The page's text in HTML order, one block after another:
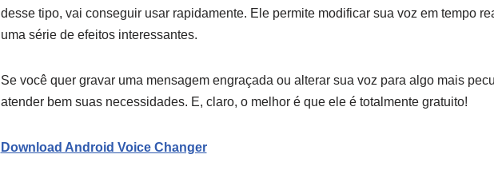
desse tipo, vai conseguir usar rapidamente. Ele permite modificar sua voz em tempo
uma série de efeitos interessantes.
Se você quer gravar uma mensagem engraçada ou alterar sua voz para algo mais
atender bem suas necessidades. E, claro, o melhor é que ele é totalmente gratuito!
Download Android Voice Changer